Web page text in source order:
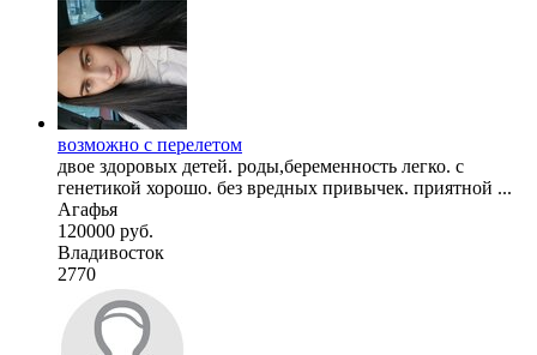
возможно с перелетом
двое здоровых детей. роды,беременность легко. с
генетикой хорошо. без вредных привычек. приятной ...
Агафья
120000 руб.
Владивосток
2770